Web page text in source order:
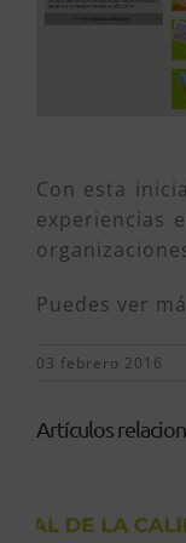
Con esta
experiencias
Puedes ver
03 febrero 2016
Artículos